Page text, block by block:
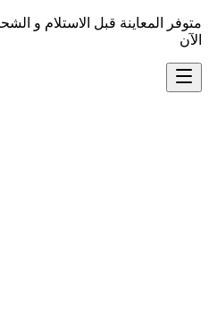
متوفر المعاينة قبل الاستلام و
الآن